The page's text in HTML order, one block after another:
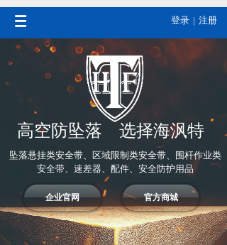
登录 | 注册
高空防坠落 选择海沨特
坠落悬挂类安全带、区域限制类安全带、围杆作业类
安全带、速差器、配件、安全防护用品
官方商城
企业官网